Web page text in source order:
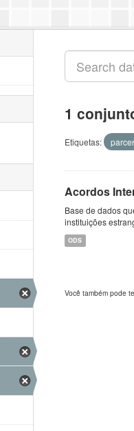
1
Etiquetas:
Acordos
Base de dados
instituições
ODS
Você também pode